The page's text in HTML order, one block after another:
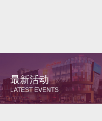
最新活动
LATEST EVENTS